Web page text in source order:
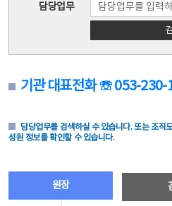
담당업무
기관 대표전화 ☏ 053-230-
담당업무를 검색하실 수 있습니다. 또는 조직
성원 정보를 확인할 수 있습니다.
원장